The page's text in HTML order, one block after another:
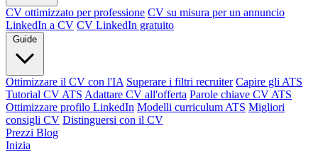
CV ottimizzato per professione CV su misura per un annuncio
LinkedIn a CV CV LinkedIn gratuito
Ottimizzare il CV con l'IA Superare i filtri recruiter Capire gli ATS
Tutorial CV ATS Adattare CV all'offerta Parole chiave CV ATS
Ottimizzare profilo LinkedIn Modelli curriculum ATS Migliori
consigli CV Distinguersi con il CV
Prezzi Blog
Inizia